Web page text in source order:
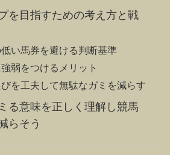
を目指すための考え方と戦
い馬券を避ける判断基準
弱をつけるメリット
を工夫して無駄なガミを減らす
る意味を正しく理解し競馬
らそう